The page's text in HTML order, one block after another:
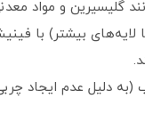
گلیسیرین و مواد